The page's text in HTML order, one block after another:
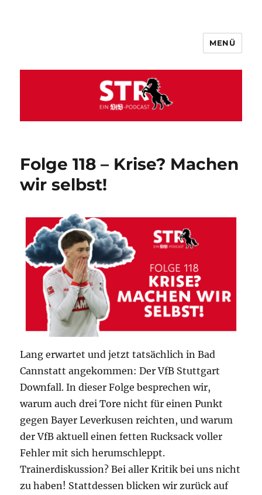
MENÜ
Folge 118 – Krise? Machen
wir selbst!
Lang erwartet und jetzt tatsächlich in Bad
Cannstatt angekommen: Der VfB Stuttgart
Downfall. In dieser Folge besprechen wir,
warum auch drei Tore nicht für einen Punkt
gegen Bayer Leverkusen reichten, und warum
der VfB aktuell einen fetten Rucksack voller
Fehler mit sich herumschleppt.
Trainerdiskussion? Bei aller Kritik bei uns nicht
zu haben! Stattdessen blicken wir zurück auf